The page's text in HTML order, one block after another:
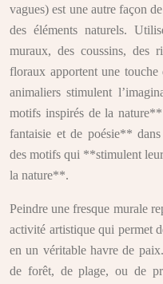
vagues) est une autre façon
des éléments naturels.
muraux, des coussins, des
floraux apportent une
animaliers stimulent
motifs inspirés de la
fantaisie et de poésie**
des motifs qui **stimulent
la nature**.
Peindre une fresque murale
activité artistique qui permet
en un véritable havre de
de forêt, de plage, ou de